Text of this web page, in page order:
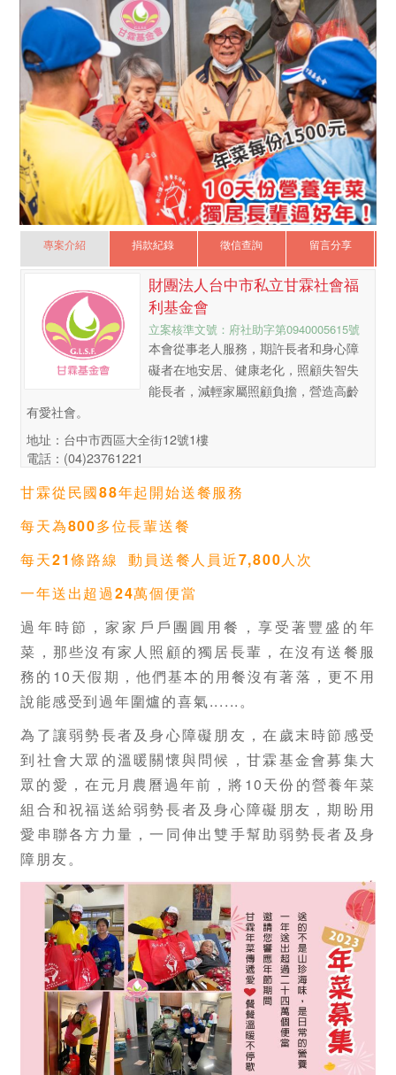
專案介紹 捐款紀錄 徵信查詢 留言分享
財團法人台中市私立甘霖社會福
利基金會
立案核準文號：府社助字第0940005615號
本會從事老人服務，期許長者和身心障
礙者在地安居、健康老化，照顧失智失
能長者，減輕家屬照顧負擔，營造高齡
有愛社會。
地址：台中市西區大全街12號1樓
電話：(04)23761221
甘霖從民國88年起開始送餐服務
每天為800多位長輩送餐
每天21條路線
動員送餐人員近7,800人次
一年送出超過24萬個便當
過年時節，家家戶戶團圓用餐，享受著豐盛的年
菜，那些沒有家人照顧的獨居長輩，在沒有送餐服
務的10天假期，他們基本的用餐沒有著落，更不用
說能感受到過年圍爐的喜氣......。
為了讓弱勢長者及身心障礙朋友，在歲末時節感受
到社會大眾的溫暖關懷與問候，甘霖基金會募集大
眾的愛，在元月農曆過年前，將10天份的營養年菜
組合和祝福送給弱勢長者及身心障礙朋友，期盼用
愛串聯各方力量，一同伸出雙手幫助弱勢長者及身
障朋友。